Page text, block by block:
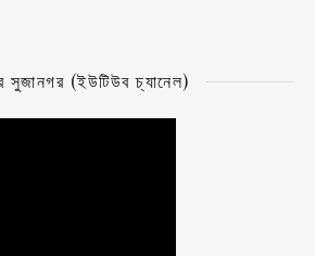
সুজানগর (ইউটিউব চ্যানেল)